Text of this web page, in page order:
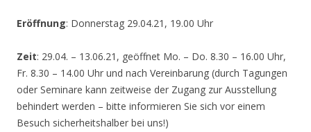
Eröffnung: Donnerstag 29.04.21, 19.00 Uhr
Zeit: 29.04. – 13.06.21, geöffnet Mo. – Do. 8.30 – 16.00 Uhr,
Fr. 8.30 – 14.00 Uhr und nach Vereinbarung (durch Tagungen
oder Seminare kann zeitweise der Zugang zur Ausstellung
behindert werden – bitte informieren Sie sich vor einem
Besuch sicherheitshalber bei uns!)